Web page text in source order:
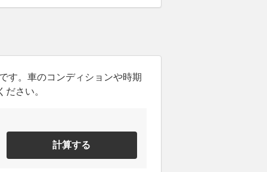
す。車のコンディションや時期
さい。
計算する